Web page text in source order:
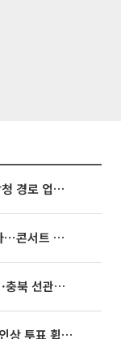
태풍 '돌핀' 오키나와 접근…일본기상청 경로 업데이트
빅뱅, 20주년 기념 '새 뱅봉' 선보인다⋯콘서트 앞두고 팝업 개최
추가 압수수색
‘나솔사계’ 국화, 결별 후 재등장⋯첫인상 투표 휩쓸고 ‘인기녀’ 등극